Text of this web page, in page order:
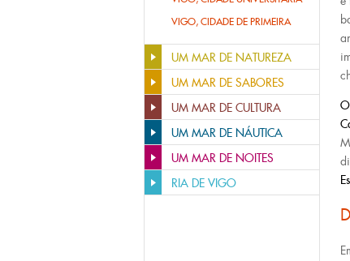
VIGO, CIDADE DE PRIMEIRA
UM MAR DE NATUREZA
UM MAR DE SABORES
UM MAR DE CULTURA
UM MAR DE NÁUTICA
UM MAR DE NOITES
RIA DE VIGO